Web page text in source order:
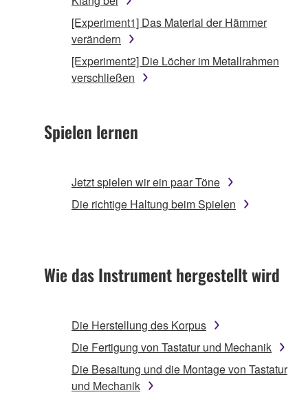
[Experiment1] Das Material der Hämmer
verändern
[Experiment2] Die Löcher im Metallrahmen
verschließen
Spielen lernen
Jetzt spielen wir ein paar Töne
Die richtige Haltung beim Spielen
Wie das Instrument hergestellt wird
Die Herstellung des Korpus
Die Fertigung von Tastatur und Mechanik
Die Besaitung und die Montage von Tastatur
und Mechanik